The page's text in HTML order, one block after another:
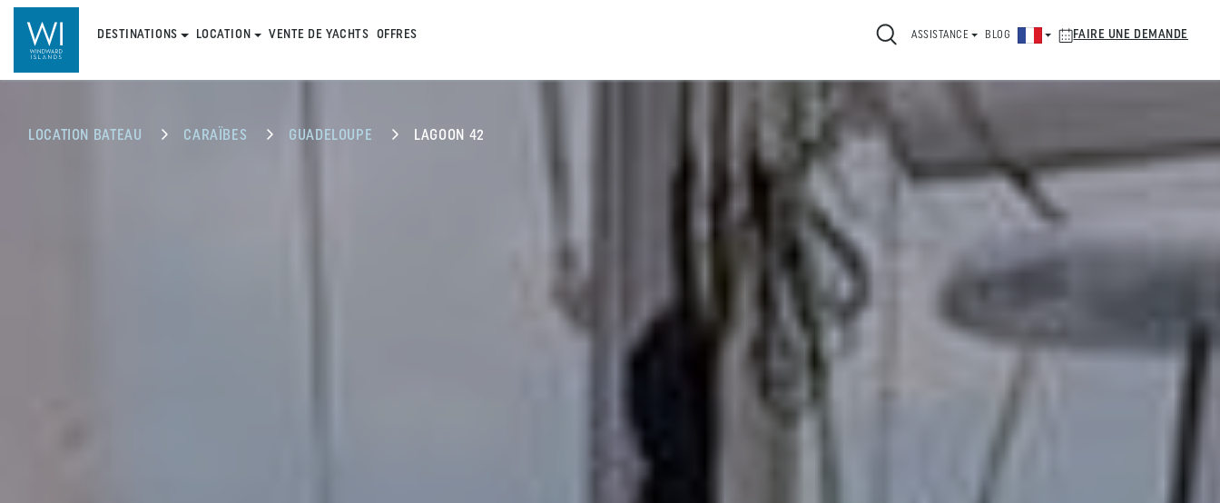
DESTINATIONS LOCATION VENTE DE YACHTS OFFRES ASSISTANCE BLOG FAIRE UNE DEMANDE
LOCATION BATEAU CARAÏBES GUADELOUPE LAGOON 42